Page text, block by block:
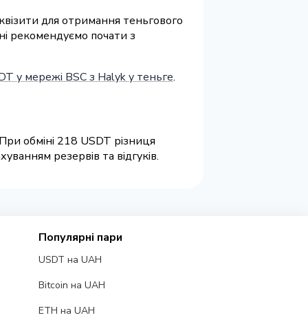
для отримання теньгового
рекомендуємо почати з
у мережі BSC з Halyk у теньге.
обміні 218 USDT різниця
резервів та відгуків.
Популярні пари
USDT на UAH
Bitcoin на UAH
ETH на UAH